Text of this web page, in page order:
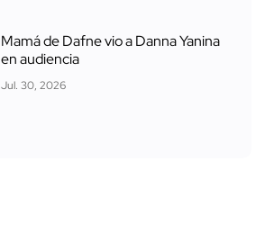
Mamá de Dafne vio a Danna Yanina
en audiencia
Jul. 30, 2026